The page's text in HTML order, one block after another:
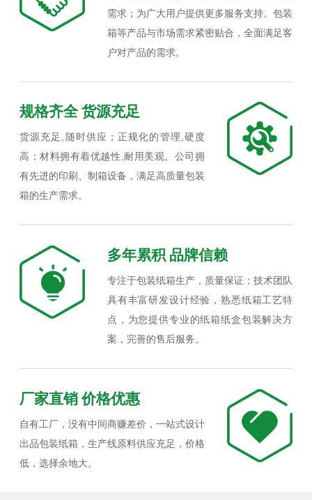
需求；为广大用户提供更多服务支持。包装
箱等产品与市场需求紧密贴合，全面满足客
户对产品的需求。
规格齐全 货源充足
货源充足,随时供应；正规化的管理,硬度
高；材料拥有着优越性,耐用美观。公司拥
有先进的印刷、制箱设备，满足高质量包装
箱的生产需求。
多年累积 品牌信赖
专注于包装纸箱生产，质量保证；技术团队
具有丰富研发设计经验，熟悉纸箱工艺特
点，为您提供专业的纸箱纸盒包装解决方
案，完善的售后服务。
厂家直销 价格优惠
自有工厂，没有中间商赚差价，一站式设计
出品包装纸箱，生产线原料供应充足，价格
低，选择余地大。